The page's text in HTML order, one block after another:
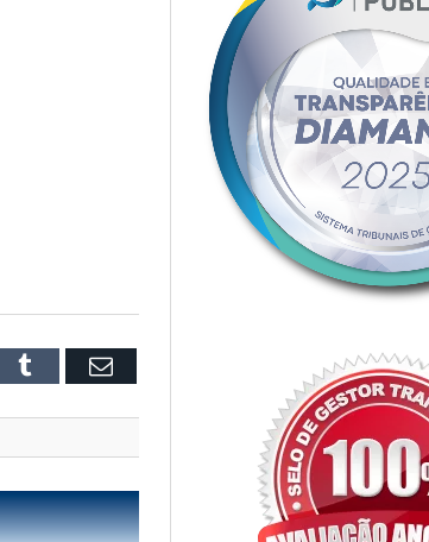
Tumblr Email